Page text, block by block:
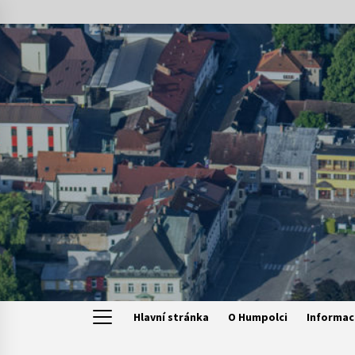
to
content
Hlavní stránka O Humpolci